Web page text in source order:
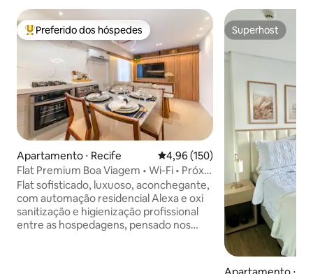
Entre os melhores preferidos dos hóspedes
Preferido dos hóspedes
Apartamento ⋅ Recife 4,96 de uma avaliação média de
4,96 (150)
Flat Premium Boa Viagem • Wi-Fi • Próx.
Aeroporto
Flat sofisticado, luxuoso, aconchegante,
com automação residencial Alexa e oxi
sanitização e higienização profissional
entre as hospedagens, pensado nos
Superhost
Superhost